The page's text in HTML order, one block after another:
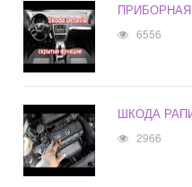
6556
ШКОДА
2966